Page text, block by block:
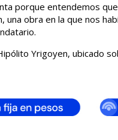
porque entendemos
obra en la que nos
Yrigoyen, ubicado